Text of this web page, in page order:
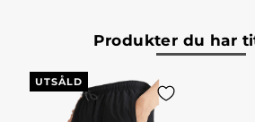
Produkter du har
UTSÅLD